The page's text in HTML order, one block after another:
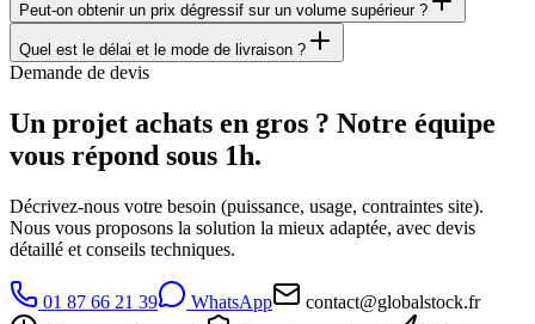
Peut-on obtenir un prix dégressif sur un volume supérieur ?
Quel est le délai et le mode de livraison ?
Demande de devis
Un projet achats en gros ? Notre équipe
vous répond sous 1h.
Décrivez-nous votre besoin (puissance, usage, contraintes site).
Nous vous proposons la solution la mieux adaptée, avec devis
détaillé et conseils techniques.
01 87 66 21 39 WhatsApp
contact@globalstock.fr